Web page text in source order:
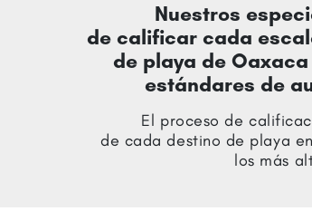
Nuestros
de calificar cada
de playa de
estándares de
El proceso de
de cada destino de playa
los más